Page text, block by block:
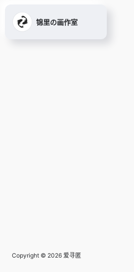
锦里の画作室
Copyright © 2026 爱寻匿